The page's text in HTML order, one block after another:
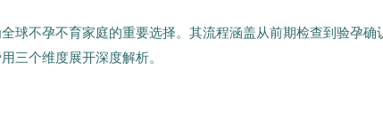
球不孕不育家庭的重要选择。其流程涵盖从前期检查到验孕确
三个维度展开深度解析。